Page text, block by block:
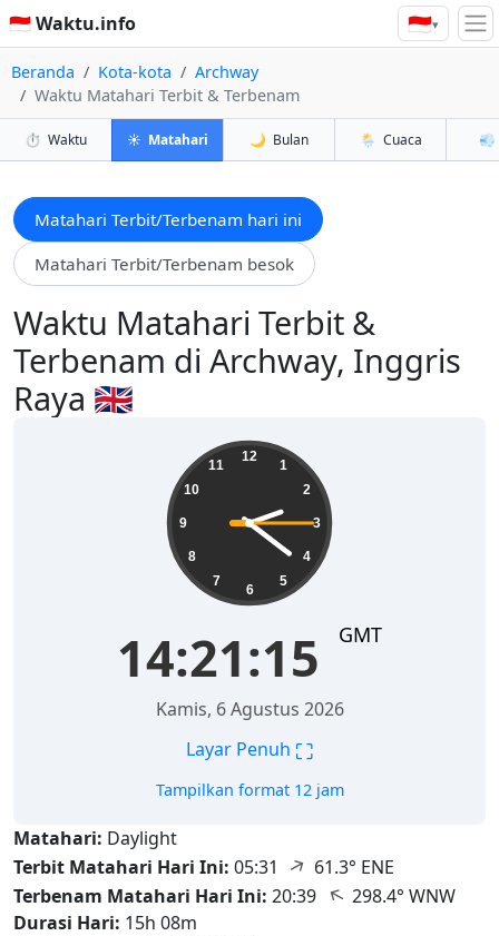
🇮🇩 Waktu.info 🇮🇩▾
Beranda Kota-kota
Archway
Waktu Matahari Terbit & Terbenam
⏱️ Waktu ☀️ Matahari 🌙 Bulan 🌦️ Cuaca 💨
Matahari Terbit/Terbenam hari ini
Matahari Terbit/Terbenam besok
Waktu Matahari Terbit &
Terbenam di Archway, Inggris
Raya 🇬🇧
12
1
2
3
4
5
6
7
8
9
10
11
14:21:17 GMT
Kamis, 6 Agustus 2026
Layar Penuh ⛶
Tampilkan format 12 jam
Matahari: Daylight
Terbit Matahari Hari Ini: 05:31 ↑ 61.3° ENE
Terbenam Matahari Hari Ini: 20:39 ↑298.4° WNW
Durasi Hari: 15h 08m